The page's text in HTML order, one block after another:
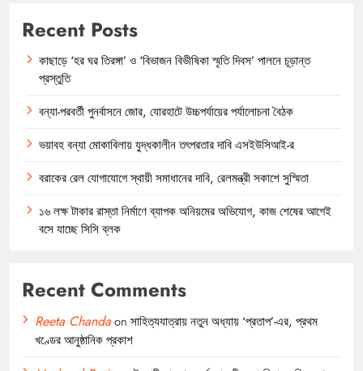
Recent Posts
কাছাড়ে ‘হর ঘর তিরঙ্গা’ ও ‘বিভাজন বিভীষিকা স্মৃতি দিবস’ পালনে চূড়ান্ত
প্রস্তুতি
বন্যা-পরবর্তী পুনর্বাসনে জোর, যোরহাটে উচ্চপর্যায়ের পর্যালোচনা বৈঠক
ভয়াবহ বন্যা মোকাবিলায় যুদ্ধকালীন তৎপরতার দাবি এসইউসিআই-র
বরাকের রেল যোগাযোগে স্থায়ী সমাধানের দাবি, রেলমন্ত্রী সকাশে সুস্মিতা
১৬ লক্ষ টাকার রাস্তা নির্মাণে ব্যাপক অনিয়মের অভিযোগ, কাজ শেষের আগেই
বসে যাচ্ছে সিসি ব্লক
Recent Comments
Reeta Chandaon সাহিত্যযাত্রায় নতুন অধ্যায় ‘প্রতাপ’-এর, প্রথম
খণ্ডের আনুষ্ঠানিক প্রকাশ